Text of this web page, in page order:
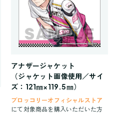
アナザージャケット
（ジャケット画像使用／サイ
ズ：121㎜×119.5㎜）
ブロッコリーオフィシャルストア
にて対象商品を購入いただいた方